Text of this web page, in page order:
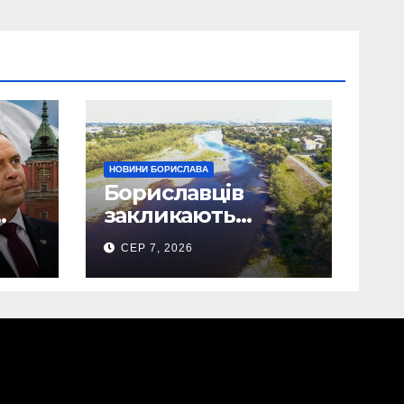
НОВИНИ БОРИСЛАВА
Бориславців
закликають
ощадливо
використовувати
воду
СЕР 7, 2026